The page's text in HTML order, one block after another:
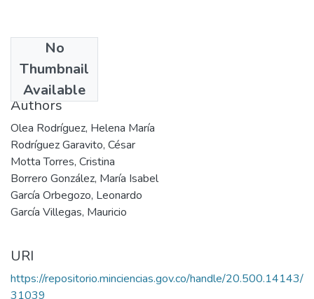
No
Thumbnail
Available
1996
Authors
Olea Rodríguez, Helena María
Rodríguez Garavito, César
Motta Torres, Cristina
Borrero González, María Isabel
García Orbegozo, Leonardo
García Villegas, Mauricio
URI
https://repositorio.minciencias.gov.co/handle/20.500.14143/
31039